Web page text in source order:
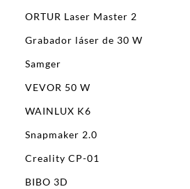
ORTUR Laser Master 2
Grabador láser de 30 W
Samger
VEVOR 50 W
WAINLUX K6
Snapmaker 2.0
Creality CP-01
BIBO 3D